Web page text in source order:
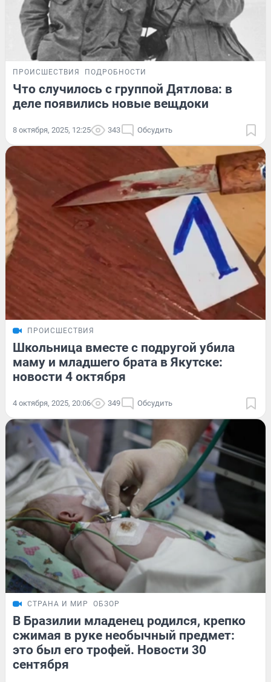
ПРОИСШЕСТВИЯ ПОДРОБНОСТИ
Что случилось с группой Дятлова: в
деле появились новые вещдоки
8 октября, 2025, 12:25 343 Обсудить
ПРОИСШЕСТВИЯ
Школьница вместе с подругой убила
маму и младшего брата в Якутске:
новости 4 октября
4 октября, 2025, 20:06 349 Обсудить
СТРАНА И МИР ОБЗОР
В Бразилии младенец родился, крепко
сжимая в руке необычный предмет:
это был его трофей. Новости 30
сентября